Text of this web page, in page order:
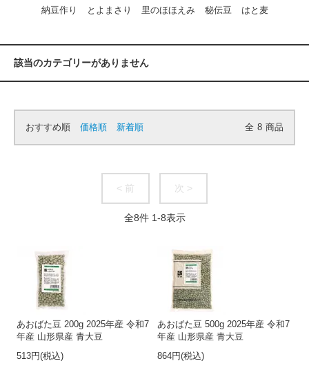
納豆作り とよまさり 里のほほえみ 秘伝豆 はと麦
該当のカテゴリーがありません
おすすめ順 価格順 新着順 全 8 商品
< 前 次 >
全8件 1-8表示
あおばた豆 200g 2025年産 令和7
年産 山形県産 青大豆
513円(税込)
あおばた豆 500g 2025年産 令和7
年産 山形県産 青大豆
864円(税込)